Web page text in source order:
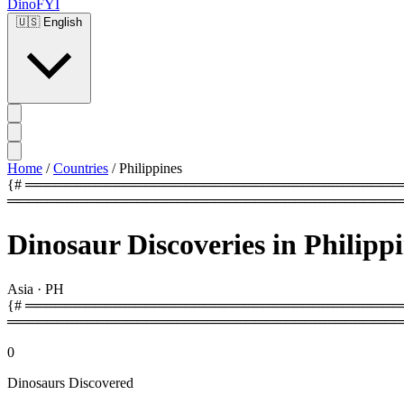
DinoFYI
🇺🇸 English
Home / Countries / Philippines
{#
Dinosaur Discoveries in
Asia · PH
{#
0
Dinosaurs Discovered